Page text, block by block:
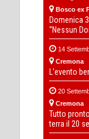
Bosco ex
Domenica
“Nessun
14
Cremona
L'evento
20
Cremona
Tutto
terra il 20